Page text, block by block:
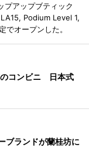
プアップブティック
Podium Level 1,
オープンした。
コンビニ 日本式
ブランドが蘭桂坊に